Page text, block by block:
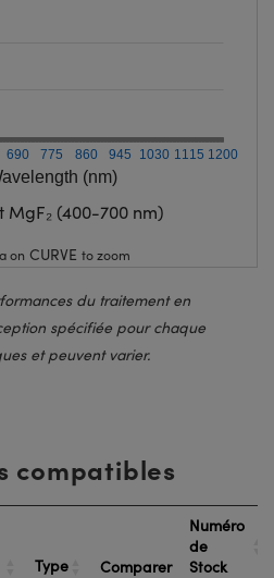
(nm)
690 775 860 945 1030 1115 1200
MgF₂ (400-700 nm)
on CURVE to zoom
du traitement en
spécifiée pour chaque
et peuvent varier.
compatibles
Type Comparer
Numéro
de
Stock